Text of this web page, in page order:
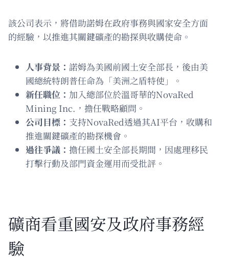
該公司表示，將借助諾姆在政府事務與國家安全方面
的經驗，以推進其關鍵礦產的勘探與收購使命。
人事背景： 諾姆為美國前國土安全部長，後由美
國總統特朗普任命為「美洲之盾特使」。
新任職位： 加入總部位於溫哥華的NovaRed
Mining Inc.，擔任戰略顧問。
公司目標： 支持NovaRed透過其AI平台，收購和
推進關鍵礦產的勘探機會。
過往爭議： 擔任國土安全部長期間，因處理移民
打擊行動及部門資金運用而受批評。
礦商看重國安及政府事務經
驗